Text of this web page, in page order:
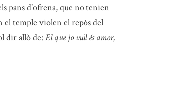
pans d’ofrena, que no tenien
el temple violen el repòs del
dir allò de: El que jo vull és amor,